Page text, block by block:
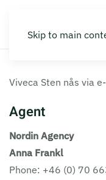
Skip to main
Viveca Sten nås via
Agent
Nordin Agency
Anna Frankl
Phone: +46 (0) 70